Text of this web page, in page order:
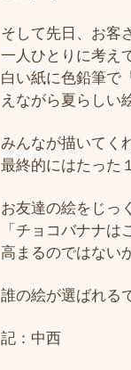
そして先日、お客
一人ひとりに考え
白い紙に色鉛筆で
えながら夏らしい
みんなが描いてく
最終的にはたった
お友達の絵をじっ
「チョコバナナ
高まるのではない
誰の絵が選ばれる
記：中西